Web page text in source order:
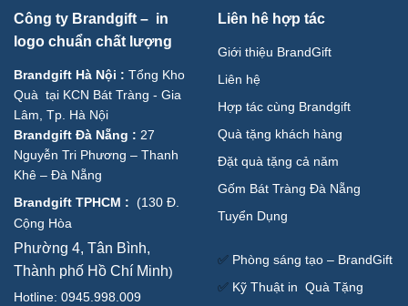
Công ty Brandgift – in
logo chuẩn chất lượng
Brandgift Hà Nội : Tổng Kho
Quà tại KCN Bát Tràng - Gia
Lâm, Tp. Hà Nội
Brandgift Đà Nẵng : 27
Nguyễn Tri Phương – Thanh
Khê – Đà Nẵng
Brandgift TPHCM : (130 Đ.
Cộng Hòa
Phường 4, Tân Bình,
Thành phố Hồ Chí Minh)
Hotline: 0945.998.009
Liên hê hợp tác
Giới thiệu BrandGift
Liên hệ
Hợp tác cùng Brandgift
Quà tặng khách hàng
Đặt quà tặng cả năm
Gốm Bát Tràng Đà Nẵng
Tuyển Dụng
✅ Phòng sáng tạo – BrandGift
✅ Kỹ Thuật in Quà Tặng